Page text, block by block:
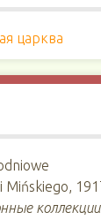
царква
коллекции